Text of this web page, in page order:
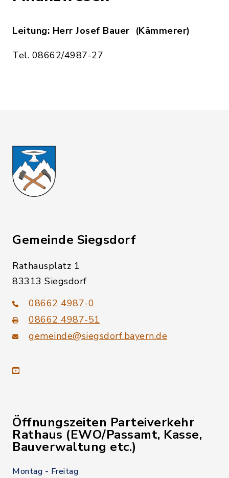
Leitung: Herr Josef Bauer (Kämmerer)
Tel. 08662/4987-27
Gemeinde Siegsdorf
Rathausplatz 1
83313 Siegsdorf
08662 4987-0
08662 4987-51
gemeinde@siegsdorf.bayern.de
youtube
Öffnungszeiten Parteiverkehr
Rathaus (EWO/Passamt, Kasse,
Bauverwaltung etc.)
Montag - Freitag